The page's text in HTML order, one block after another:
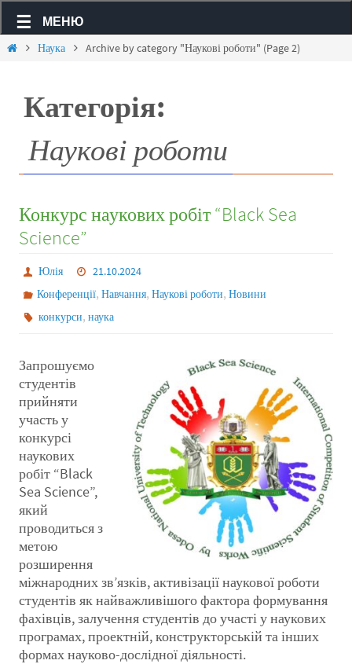
МЕНЮ
Наука Archive by category "Наукові роботи" (Page 2)
Категорія:
Наукові роботи
Конкурс наукових робіт “Black Sea
Science”
Юлія
21.10.2024
Конференції,Навчання,Наукові роботи,Новини
конкурси,наука
Запрошуємо
студентів
прийняти
участь у
конкурсі
наукових
робіт “Black
Sea Science”,
який
проводиться з
метою
розширення
міжнародних зв’язків, активізації наукової роботи
студентів як найважливішого фактора формування
фахівців, залучення студентів до участі у наукових
програмах, проектній, конструкторській та інших
формах науково-дослідної діяльності.